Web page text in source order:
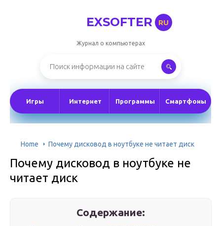
EXSOFTER RU
Журнал о компьютерах
Игры Интернет Программы Смартфоны
Home Почему дисковод в ноутбуке не читает диск
Почему дисковод в ноутбуке не
читает диск
Содержание: